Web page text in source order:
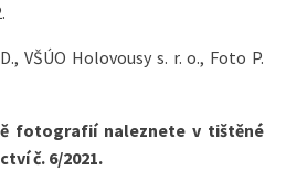
VŠÚO Holovousy s. r. o., Foto P.
fotografií naleznete v tištěné
č. 6/2021.